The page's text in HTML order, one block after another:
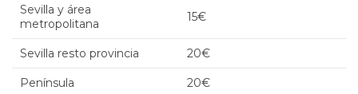
Sevilla y área
metropolitana
15€
Sevilla resto provincia 20€
Península 20€